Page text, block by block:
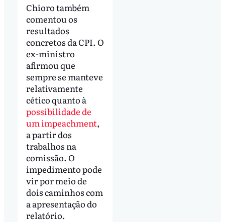
Chioro também
comentou os
resultados
concretos da CPI. O
ex-ministro
afirmou que
sempre se manteve
relativamente
cético quanto à
possibilidade de
um impeachment,
a partir dos
trabalhos na
comissão. O
impedimento pode
vir por meio de
dois caminhos com
a apresentação do
relatório.